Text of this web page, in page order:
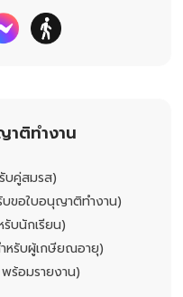
าติทำงาน
บคู่สมรส)
ขอใบอนุญาติทำงาน)
บนักเรียน)
หรับผู้เกษียณอายุ)
ร้อมรายงาน)